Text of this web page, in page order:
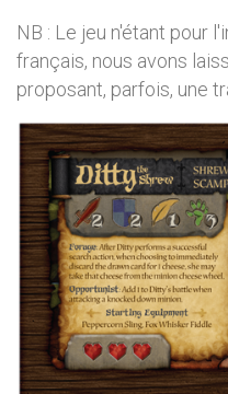
NB : Le jeu n'étant pour
français, nous avons
proposant, parfois, une